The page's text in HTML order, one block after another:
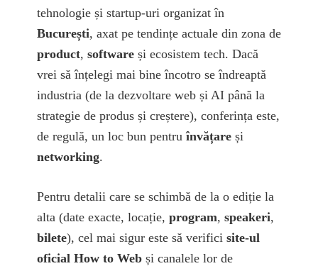
tehnologie și startup-uri organizat în
București, axat pe tendințe actuale din zona de
product, software și ecosistem tech. Dacă
vrei să înțelegi mai bine încotro se îndreaptă
industria (de la dezvoltare web și AI până la
strategie de produs și creștere), conferința este,
de regulă, un loc bun pentruînvățare și
networking.
Pentru detalii care se schimbă de la o ediție la
alta (date exacte, locație, program, speakeri,
bilete), cel mai sigur este să verifici site-ul
oficial How to Web și canalele lor de